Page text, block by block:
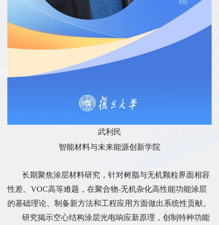
武利民
智能材料与未来能源创新学院
长期聚焦涂层材料研究，针对树脂与无机颗粒界面相容
性差、VOC高等难题，在聚合物-无机杂化高性能功能涂层
的基础理论、制备新方法和工程应用方面做出系统性贡献。
研究揭示空心结构涂层光电响应新原理，创制特种功能